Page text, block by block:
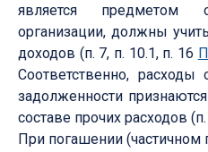
является предметом
организации, должны
доходов (п. 7, п. 10.1, п. 16
Соответственно,
задолженности
составе прочих расходов
При погашении (частичном